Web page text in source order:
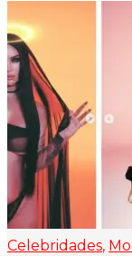
Celebridades,